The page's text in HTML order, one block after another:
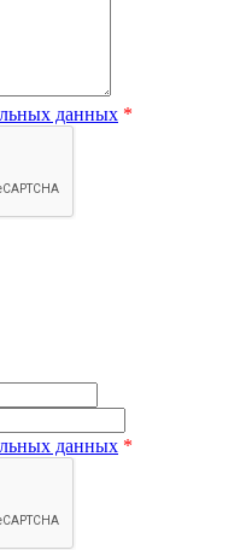
данных *
данных *